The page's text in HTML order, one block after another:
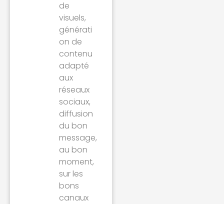
de
visuels,
générati
on de
contenu
adapté
aux
réseaux
sociaux,
diffusion
du bon
message,
au bon
moment,
sur les
bons
canaux